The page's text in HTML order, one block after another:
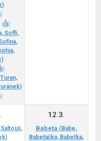
)
)
Soffi,
)
)
12.3.
Babeta (Babe,
Babeťačka, Babetka,